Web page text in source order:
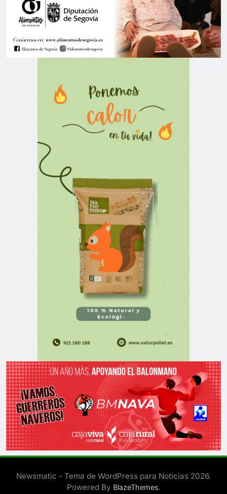
Newsmatic - Tema de WordPress para Noticias 2026.
Powered By BlazeThemes.